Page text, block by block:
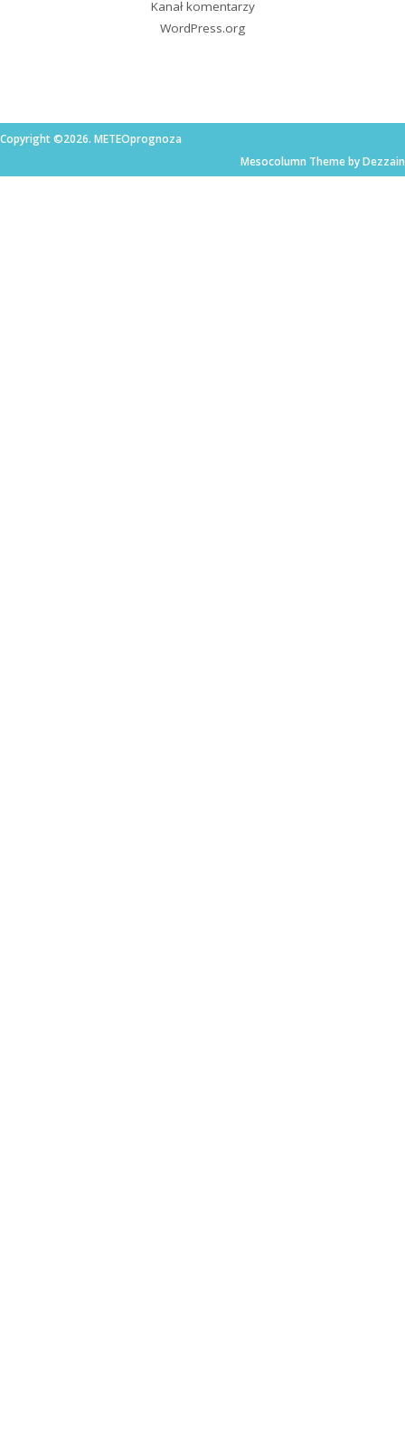
Kanał komentarzy
WordPress.org
Copyright ©2026. METEOprognoza
Mesocolumn Theme by Dezzain